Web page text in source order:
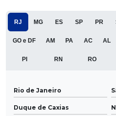
RJ MG ES SP PR
GO e DF AM PA AC AL
PI RN RO
Rio de Janeiro
Duque de Caxias